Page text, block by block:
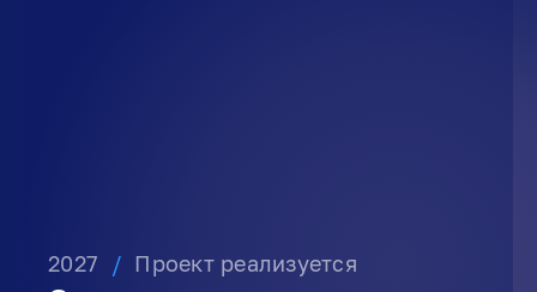
2027 / Проект реализуется